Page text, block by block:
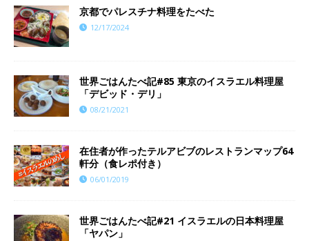
京都でパレスチナ料理をたべた
12/17/2024
世界ごはんたべ記#85 東京のイスラエル料理屋
「デビッド・デリ」
08/21/2021
在住者が作ったテルアビブのレストランマップ64
軒分（食レポ付き）
06/01/2019
世界ごはんたべ記#21 イスラエルの日本料理屋
「ヤパン」